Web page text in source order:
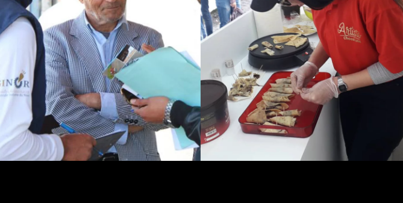
PROSPECTION &
FIDÉLISATION
SAMPLING &
DÉGUSTATION